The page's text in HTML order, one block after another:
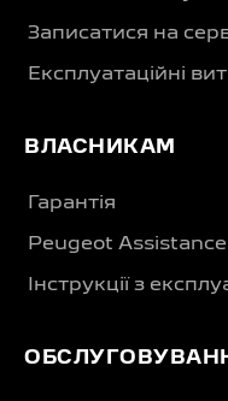
Записатися на
Експлуатаційні
ВЛАСНИКАМ
Гарантія
Peugeot Assistance
Інструкції з